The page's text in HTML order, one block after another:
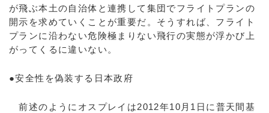
が飛ぶ本土の自治体と連携して集団でフライトプランの
開示を求めていくことが重要だ。そうすれば、フライト
プランに沿わない危険極まりない飛行の実態が浮かび上
がってくるに違いない。
●安全性を偽装する日本政府
前述のようにオスプレイは2012年10月1日に普天間基